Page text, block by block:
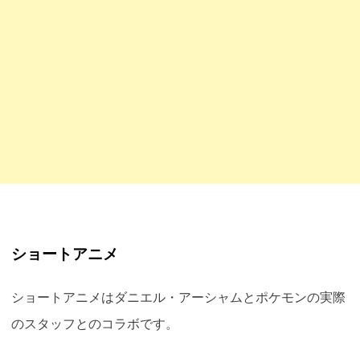
ショートアニメ
ショートアニメはダニエル・アーシャムとポケモンの実際
のスタッフとのコラボです。